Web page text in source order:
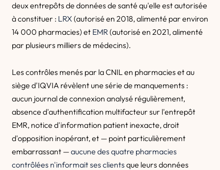
deux entrepôts de données de santé qu'elle est autorisée
à constituer : LRX(autorisé en 2018, alimenté par environ
14 000 pharmacies) et EMR(autorisé en 2021, alimenté
par plusieurs milliers de médecins).
Les contrôles menés par la CNIL en pharmacies et au
siège d'IQVIA révèlent une série de manquements :
aucun journal de connexion analysé régulièrement,
absence d'authentification multifacteur sur l'entrepôt
EMR, notice d'information patient inexacte, droit
d'opposition inopérant, et — point particulièrement
embarrassant —aucune des quatre pharmacies
contrôlées n'informait ses clients que leurs données